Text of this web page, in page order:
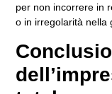
per non incorrere in
o in irregolarità nella